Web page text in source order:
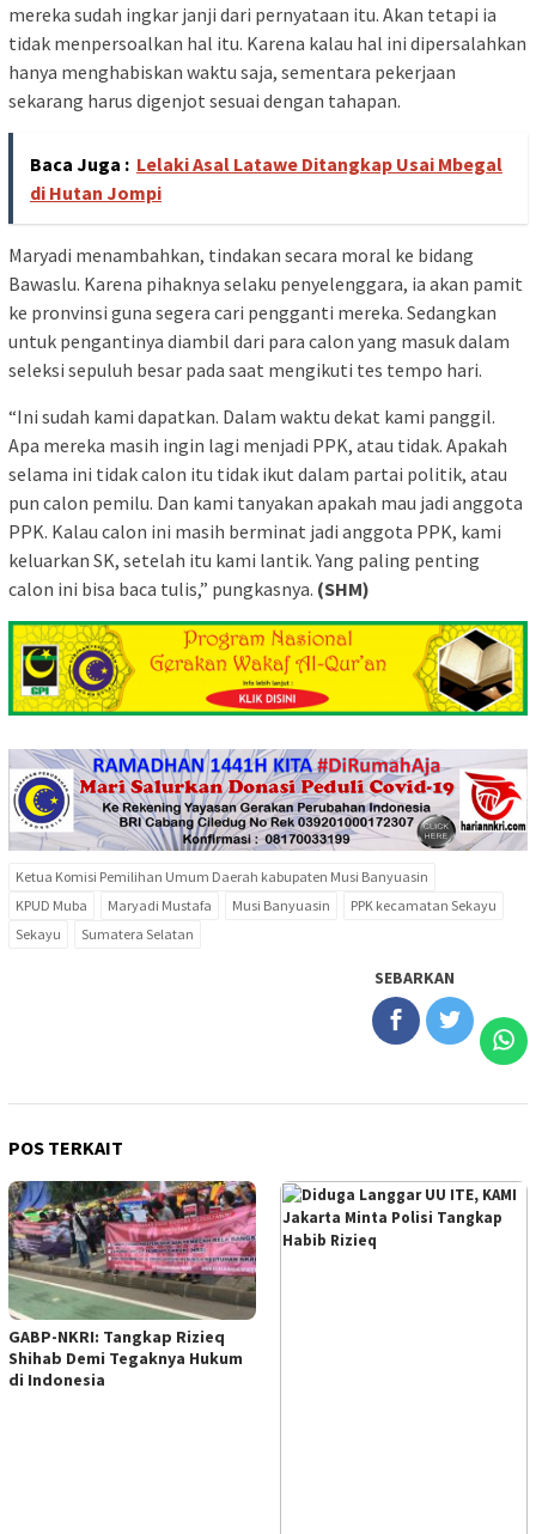
mereka sudah ingkar janji dari pernyataan itu. Akan tetapi ia
tidak menpersoalkan hal itu. Karena kalau hal ini dipersalahkan
hanya menghabiskan waktu saja, sementara pekerjaan
sekarang harus digenjot sesuai dengan tahapan.
Baca Juga : Lelaki Asal Latawe Ditangkap Usai Mbegal
di Hutan Jompi
Maryadi menambahkan, tindakan secara moral ke bidang
Bawaslu. Karena pihaknya selaku penyelenggara, ia akan pamit
ke pronvinsi guna segera cari pengganti mereka. Sedangkan
untuk pengantinya diambil dari para calon yang masuk dalam
seleksi sepuluh besar pada saat mengikuti tes tempo hari.
“Ini sudah kami dapatkan. Dalam waktu dekat kami panggil.
Apa mereka masih ingin lagi menjadi PPK, atau tidak. Apakah
selama ini tidak calon itu tidak ikut dalam partai politik, atau
pun calon pemilu. Dan kami tanyakan apakah mau jadi anggota
PPK. Kalau calon ini masih berminat jadi anggota PPK, kami
keluarkan SK, setelah itu kami lantik. Yang paling penting
calon ini bisa baca tulis,” pungkasnya. (SHM)
Ketua Komisi Pemilihan Umum Daerah kabupaten Musi Banyuasin
KPUD Muba
Maryadi Mustafa Musi Banyuasin
PPK kecamatan Sekayu
Sekayu
Sumatera Selatan
SEBARKAN
POS TERKAIT
GABP-NKRI: Tangkap Rizieq
Shihab Demi Tegaknya Hukum
di Indonesia